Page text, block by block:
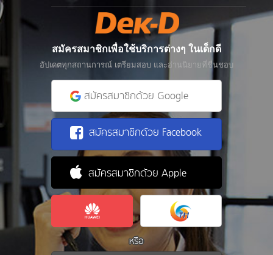
สมัครสมาชิกเพื่อใช้บริการต่างๆ ในเด็กดี
อัปเดตทุกสถานการณ์ เตรียมสอบ และอ่านนิยายที่ชื่นชอบ
สมัครสมาชิกด้วย Google
สมัครสมาชิกด้วย Facebook
สมัครสมาชิกด้วย Apple
หรือ